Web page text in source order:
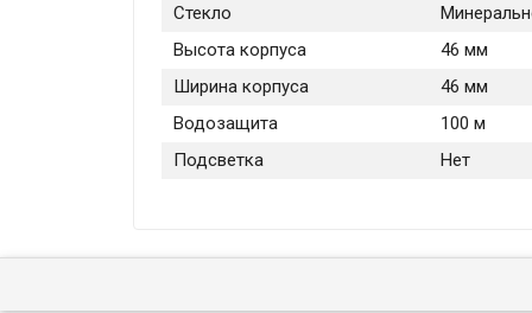
Стекло
Высота корпуса
46 мм
Ширина корпуса
46 мм
Водозащита
100 м
Подсветка
Нет